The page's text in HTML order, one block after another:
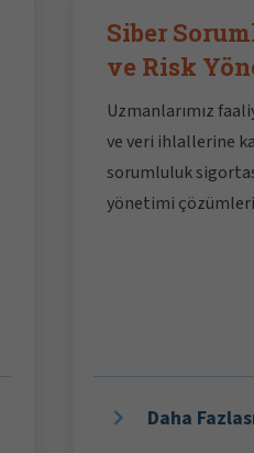
Siber
ve Risk
Uzmanlarımız
ve veri ihlallerine
sorumluluk
yönetimi çözümleri
Daha